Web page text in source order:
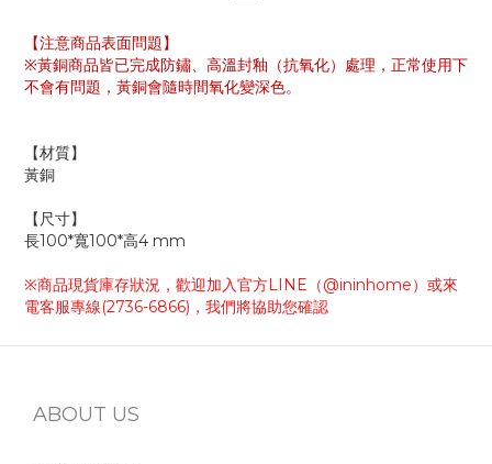
【注意商品表面問題】
※黃銅商品皆已完成防鏽、高溫封釉（抗氧化）處理，正常使用下
不會有問題，黃銅會隨時間氧化變深色。
【材質】
黃銅
【尺寸】
長100*寬100*高4 mm
※商品現貨庫存狀況，歡迎加入官方LINE （@ininhome）或來
電客服專線(2736-6866) ，我們將協助您確認
ABOUT US